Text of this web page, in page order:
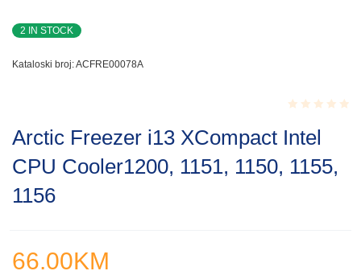
2 IN STOCK
Kataloski broj:ACFRE00078A
0.001
of
5
Arctic Freezer i13 XCompact Intel
CPU Cooler1200, 1151, 1150, 1155,
1156
66.00KM